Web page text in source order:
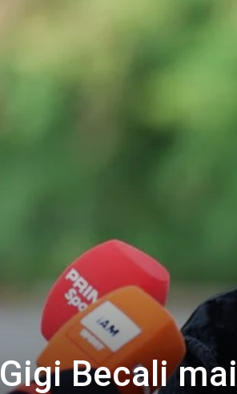
Gigi Becali